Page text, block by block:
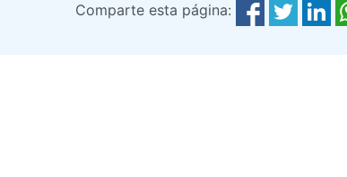
Comparte esta página: